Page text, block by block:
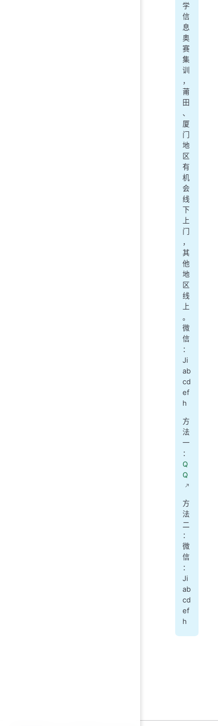
学
信
息
奥
赛
集
训
，
莆
田
、
厦
门
地
区
有
机
会
线
下
上
门
，
其
他
地
区
线
上
。
微
信
：
Ji
ab
cd
ef
h
方
法
一
：
Q
Q
方
法
二
：
微
信
：
Ji
ab
cd
ef
h